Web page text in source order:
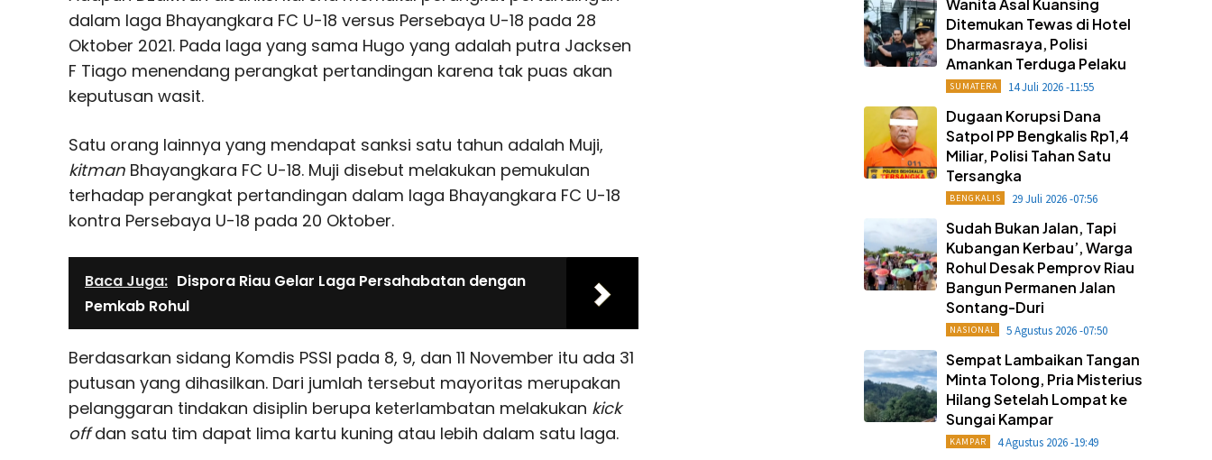
dalam laga Bhayangkara FC U-18 versus Persebaya U-18 pada 28
Oktober 2021. Pada laga yang sama Hugo yang adalah putra Jacksen
F Tiago menendang perangkat pertandingan karena tak puas akan
keputusan wasit.
Satu orang lainnya yang mendapat sanksi satu tahun adalah Muji,
kitman Bhayangkara FC U-18. Muji disebut melakukan pemukulan
terhadap perangkat pertandingan dalam laga Bhayangkara FC U-18
kontra Persebaya U-18 pada 20 Oktober.
Baca Juga: Dispora Riau Gelar Laga Persahabatan dengan
Pemkab Rohul
Berdasarkan sidang Komdis PSSI pada 8, 9, dan 11 November itu ada 31
putusan yang dihasilkan. Dari jumlah tersebut mayoritas merupakan
pelanggaran tindakan disiplin berupa keterlambatan melakukan kick
offdan satu tim dapat lima kartu kuning atau lebih dalam satu laga.
Ditemukan Tewas di Hotel
Dharmasraya, Polisi
Amankan Terduga Pelaku
SUMATERA 14 Juli 2026 -11:55
Dugaan Korupsi Dana
Satpol PP Bengkalis Rp1,4
Miliar, Polisi Tahan Satu
Tersangka
BENGKALIS 29 Juli 2026 -07:56
Sudah Bukan Jalan, Tapi
Kubangan Kerbau’, Warga
Rohul Desak Pemprov Riau
Bangun Permanen Jalan
Sontang-Duri
NASIONAL 5 Agustus 2026 -07:50
Sempat Lambaikan Tangan
Minta Tolong, Pria Misterius
Hilang Setelah Lompat ke
Sungai Kampar
KAMPAR 4 Agustus 2026 -19:49